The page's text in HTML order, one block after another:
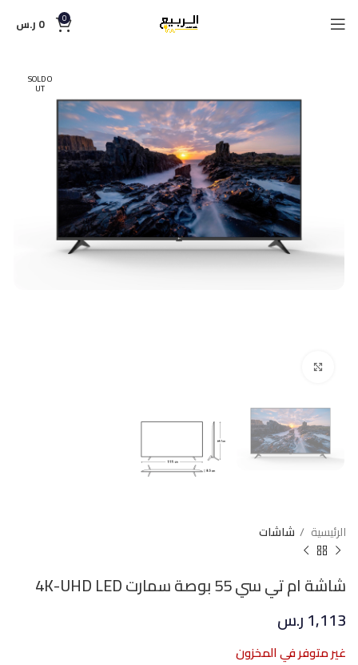
0
0 ر.س
SOLD O
UT
الرئيسية شاشات
شاشة ام تي سي 55 بوصة سمارت 4K-UHD LED
1,113ر.س
غير متوفر في المخزون